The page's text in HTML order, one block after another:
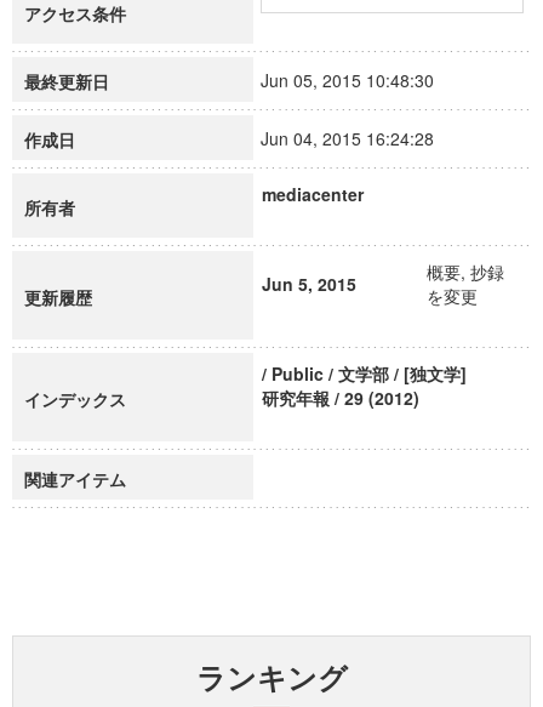
アクセス条件
最終更新日 Jun 05, 2015 10:48:30
作成日 Jun 04, 2015 16:24:28
所有者
mediacenter
更新履歴
Jun 5, 2015
概要, 抄録
を変更
インデックス
/ Public / 文学部 / [独文学]
研究年報 / 29 (2012)
関連アイテム
ランキング